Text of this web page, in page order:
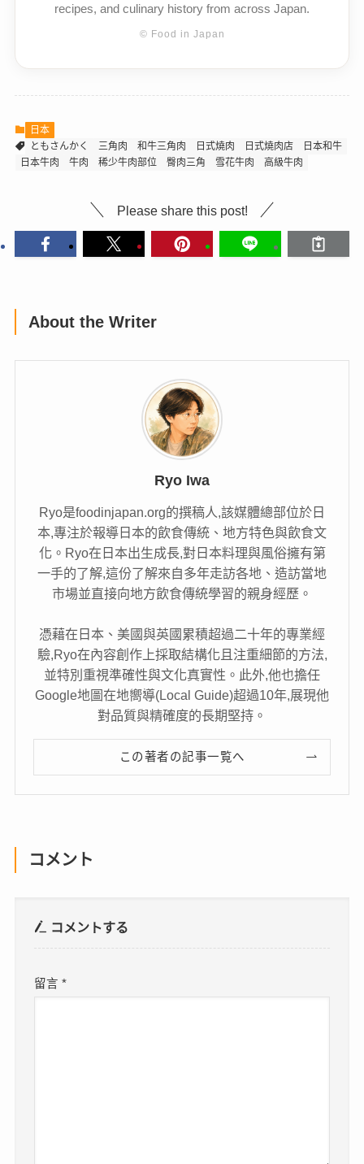
recipes, and culinary history from across Japan.
© Food in Japan
日本
ともさんかく
三角肉 和牛三角肉 日式燒肉 日式燒肉店
日本和牛
日本牛肉
牛肉 稀少牛肉部位 臀肉三角 雪花牛肉 高級牛肉
Please share this post!
About the Writer
Ryo Iwa
Ryo是foodinjapan.org的撰稿人,該媒體總部位於日
本,專注於報導日本的飲食傳統、地方特色與飲食文
化。Ryo在日本出生成長,對日本料理與風俗擁有第
一手的了解,這份了解來自多年走訪各地、造訪當地
市場並直接向地方飲食傳統學習的親身經歷。
憑藉在日本、美國與英國累積超過二十年的專業經
驗,Ryo在內容創作上採取結構化且注重細節的方法,
並特別重視準確性與文化真實性。此外,他也擔任
Google地圖在地嚮導(Local Guide)超過10年,展現他
對品質與精確度的長期堅持。
この著者の記事一覧へ
コメント
コメントする
留言*